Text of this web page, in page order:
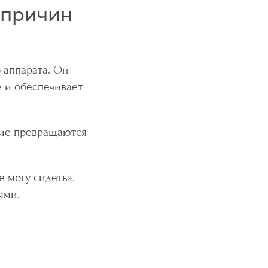
аппарата. Он
и обеспечивает
превращаются
сидеть».